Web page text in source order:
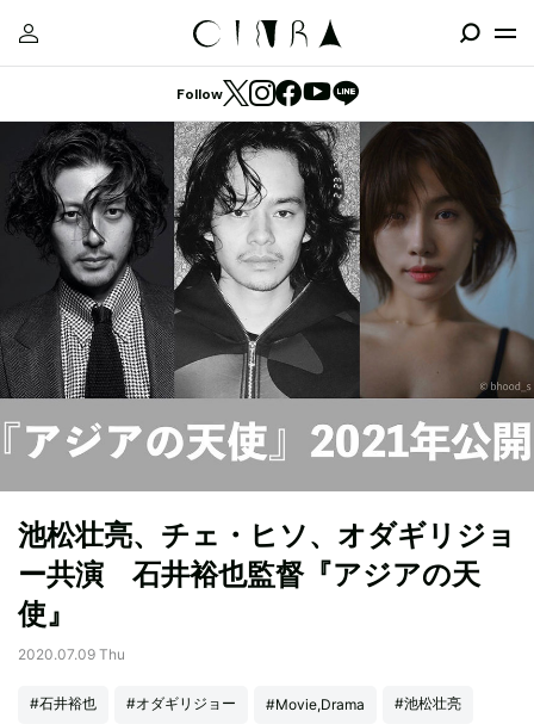
Follow
池松壮亮、チェ・ヒソ、オダギリジョ
ー共演 石井裕也監督『アジアの天
使』
2020.07.09 Thu
#石井裕也 #オダギリジョー #Movie,Drama #池松壮亮